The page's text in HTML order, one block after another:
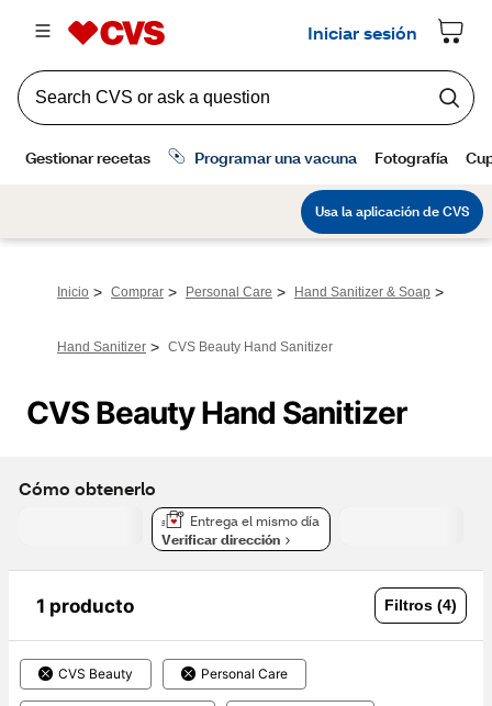
Inicio > Comprar > Personal Care > Hand Sanitizer & Soap >
Hand Sanitizer > CVS Beauty Hand Sanitizer
CVS Beauty Hand Sanitizer
Cómo obtenerlo
Entrega el mismo día
Verificar dirección
1 producto Filtros (4)
CVS Beauty Personal Care